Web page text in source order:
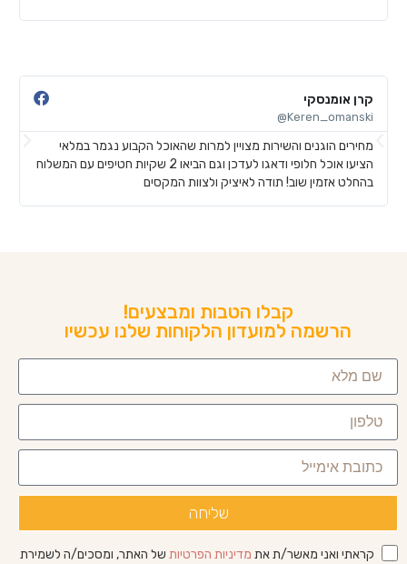
קרן אומנסקי
Keren_omanski@
מחירים הוגנים והשירות מצויין למרות שהאוכל הקבוע נגמר במלאי
הציעו אוכל חלופי ודאגו לעדכן וגם הביאו 2 שקיות חטיפים עם המשלוח
בהחלט אזמין שוב! תודה לאיציק ולצוות המקסים
קבלו הטבות ומבצעים!
הרשמה למועדון הלקוחות שלנו עכשיו
שליחה
קראתי ואני מאשר/ת את מדיניות הפרטיות של האתר, ומסכים/ה לשמירת